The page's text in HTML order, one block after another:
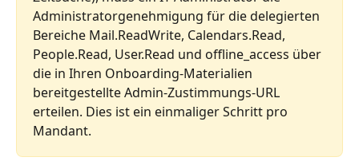
Administratorgenehmigung für die delegierten
Bereiche Mail.ReadWrite, Calendars.Read,
People.Read, User.Read und offline_access über
die in Ihren Onboarding-Materialien
bereitgestellte Admin-Zustimmungs-URL
erteilen. Dies ist ein einmaliger Schritt pro
Mandant.